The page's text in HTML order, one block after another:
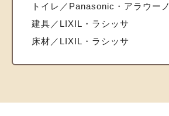
トイレ／Panasonic・アラウーノ
建具／LIXIL・ラシッサ
床材／LIXIL・ラシッサ